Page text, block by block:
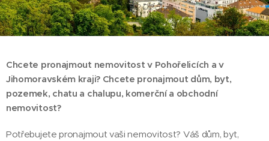
16.02.2025
Chcete pronajmout nemovitost v Pohořelicích a v
Jihomoravském kraji? Chcete pronajmout dům, byt,
pozemek, chatu a chalupu, komerční a obchodní
nemovitost?
Potřebujete pronajmout vaši nemovitost? Váš dům, byt,